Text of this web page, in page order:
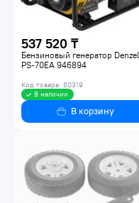
537 520 ₸
Бензиновый генератор Denzel
PS-70EA 946894
Код товара: 80319
В наличии
В корзину